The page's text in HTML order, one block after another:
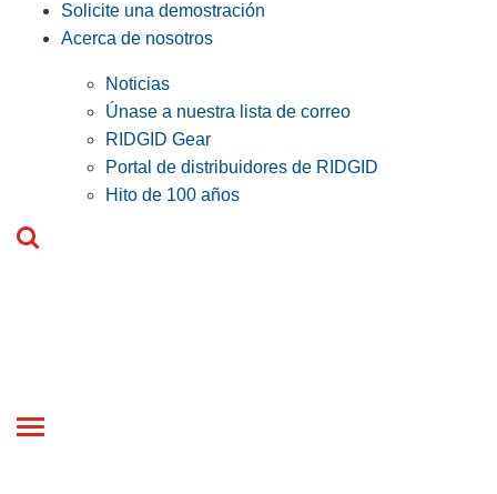
Solicite una demostración
Acerca de nosotros
Noticias
Únase a nuestra lista de correo
RIDGID Gear
Portal de distribuidores de RIDGID
Hito de 100 años
Toggle